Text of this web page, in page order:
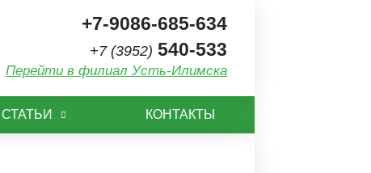
+7-9086-685-634
+7 (3952) 540-533
Перейти в филиалУсть-Илимска
СТАТЬИ КОНТАКТЫ